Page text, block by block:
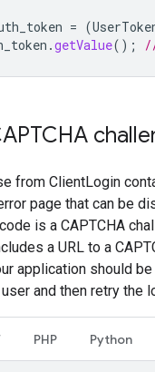
= (
.getValue();
from ClientLogin
page that can be
is a CAPTCHA
a URL to a
application should
and then retry the
PHP Python